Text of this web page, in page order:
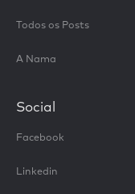
Todos os Posts
A Nama
Social
Facebook
Linkedin